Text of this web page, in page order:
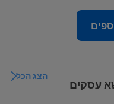
עסקים
הצג הכל